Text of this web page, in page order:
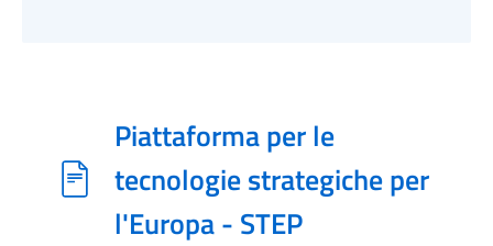
Piattaforma per le
tecnologie strategiche per
l'Europa - STEP